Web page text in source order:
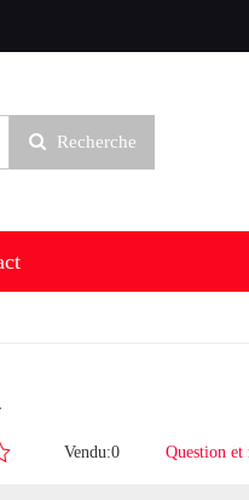
Recherche
Vendu:0 Question et